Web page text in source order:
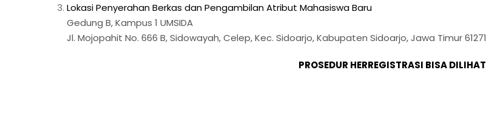
Lokasi Penyerahan Berkas dan Pengambilan Atribut Mahasiswa Baru
Gedung B, Kampus 1 UMSIDA
Jl. Mojopahit No. 666 B, Sidowayah, Celep, Kec. Sidoarjo, Kabupaten Sidoarjo, Jawa Timur 61271
PROSEDUR HERREGISTRASI BISA DILIHAT